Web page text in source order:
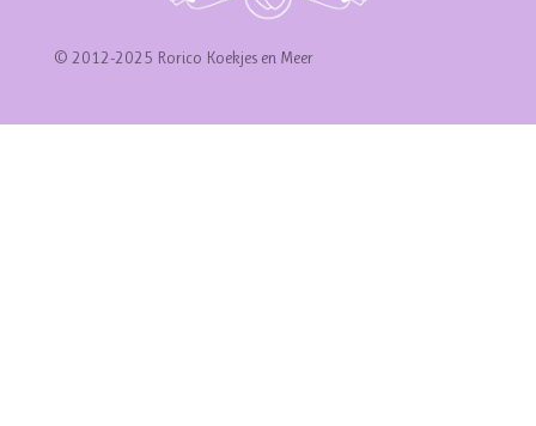
© 2012-2025 Rorico Koekjes en Meer